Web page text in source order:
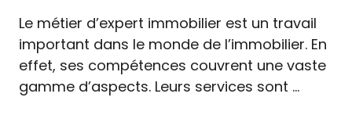
Le métier d’expert immobilier est un travail
important dans le monde de l’immobilier. En
effet, ses compétences couvrent une vaste
gamme d’aspects. Leurs services sont …